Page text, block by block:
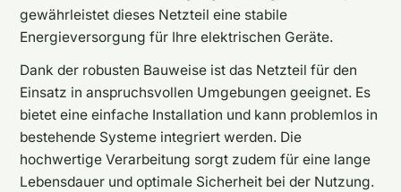
gewährleistet dieses Netzteil eine stabile
Energieversorgung für Ihre elektrischen Geräte.
Dank der robusten Bauweise ist das Netzteil für den
Einsatz in anspruchsvollen Umgebungen geeignet. Es
bietet eine einfache Installation und kann problemlos in
bestehende Systeme integriert werden. Die
hochwertige Verarbeitung sorgt zudem für eine lange
Lebensdauer und optimale Sicherheit bei der Nutzung.